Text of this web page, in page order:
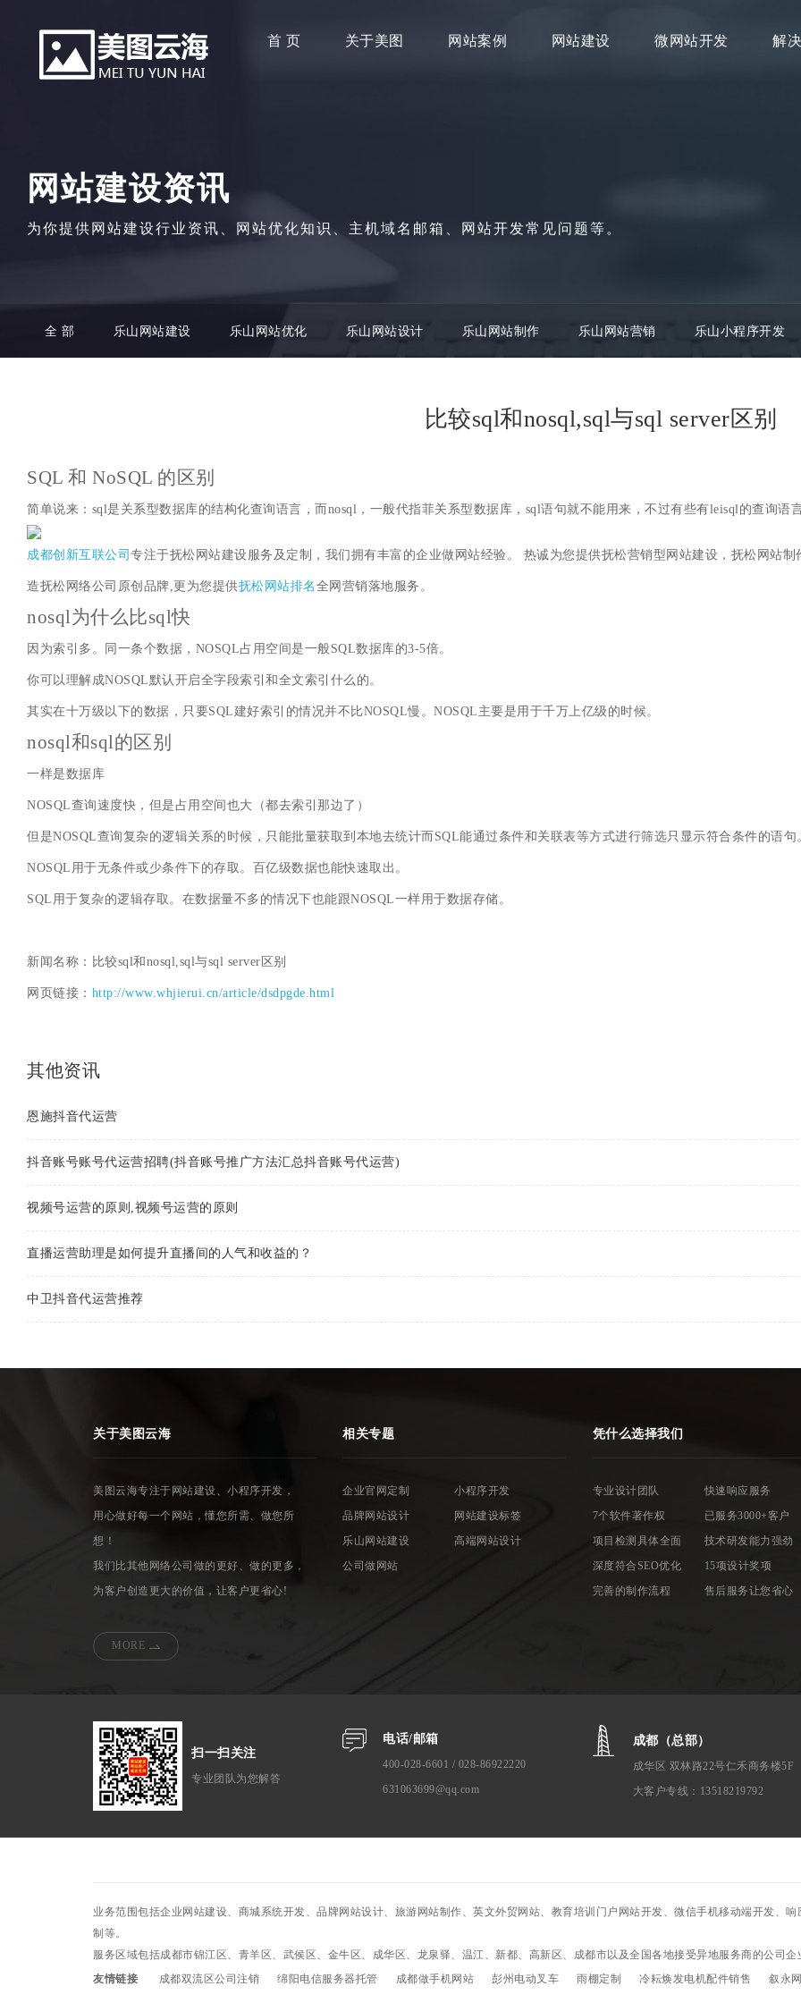
首 页 关于美图 网站案例 网站建设 微网站开发 解
网站建设资讯
为你提供网站建设行业资讯、网站优化知识、主机域名邮箱、网站开发常见问题等。
全 部 乐山网站建设 乐山网站优化 乐山网站设计 乐山网站制作 乐山网站营销 乐山小程序开发
比较sql和nosql,sql与sql server区别
SQL 和 NoSQL 的区别
简单说来：sql是关系型数据库的结构化查询语言，而nosql，一般代指菲关系型数据库，sql语句就不能用来，不过有些有leisql的查询语
成都创新互联公司 专注于抚松网站建设服务及定制，我们拥有丰富的企业做网站经验。 热诚为您提供抚松营销型网站建设，抚松网站
造抚松网络公司原创品牌,更为您提供抚松网站排名 全网营销落地服务。
nosql为什么比sql快
因为索引多。同一条个数据，NOSQL占用空间是一般SQL数据库的3-5倍。
你可以理解成NOSQL默认开启全字段索引和全文索引什么的。
其实在十万级以下的数据，只要SQL建好索引的情况并不比NOSQL慢。NOSQL主要是用于千万上亿级的时候。
nosql和sql的区别
一样是数据库
NOSQL查询速度快，但是占用空间也大（都去索引那边了）
但是NOSQL查询复杂的逻辑关系的时候，只能批量获取到本地去统计而SQL能通过条件和关联表等方式进行筛选只显示符合条件的语句
NOSQL用于无条件或少条件下的存取。百亿级数据也能快速取出。
SQL用于复杂的逻辑存取。在数据量不多的情况下也能跟NOSQL一样用于数据存储。
新闻名称：比较sql和nosql,sql与sql server区别
网页链接： http://www.whjierui.cn/article/dsdpgde.html
其他资讯
恩施抖音代运营
抖音账号账号代运营招聘(抖音账号推广方法汇总抖音账号代运营)
视频号运营的原则,视频号运营的原则
直播运营助理是如何提升直播间的人气和收益的？
中卫抖音代运营推荐
关于美图云海
美图云海专注于网站建设、小程序开发，
用心做好每一个网站，懂您所需、做您所
想！
我们比其他网络公司做的更好、做的更多，
为客户创造更大的价值，让客户更省心!
MORE
相关专题
企业官网定制
小程序开发
品牌网站设计
网站建设标签
乐山网站建设
高端网站设计
公司做网站
凭什么选择我们
专业设计团队
快速响应服务
7个软件著作权
已服务3000+客户
项目检测具体全面
技术研发能力强劲
深度符合SEO优化
15项设计奖项
完善的制作流程
售后服务让您省心
扫一扫关注
专业团队为您解答
电话/邮箱
400-028-6601 / 028-86922220
631063699@qq.com
成都（总部）
成华区 双林路22号仁禾商务楼5F
大客户专线：13518219792
业务范围包括企业网站建设、商城系统开发、品牌网站设计、旅游网站制作、英文外贸网站、教育培训门户网站开发、微信手机移动端开发、
制等。
服务区域包括成都市锦江区、青羊区、武侯区、金牛区、成华区、龙泉驿、温江、新都、高新区、成都市以及全国各地接受异地服务商的公司企
友情链接
成都双流区公司注销 绵阳电信服务器托管 成都做手机网站 彭州电动叉车 雨棚定制 冷耘焕发电机配件销售 叙永